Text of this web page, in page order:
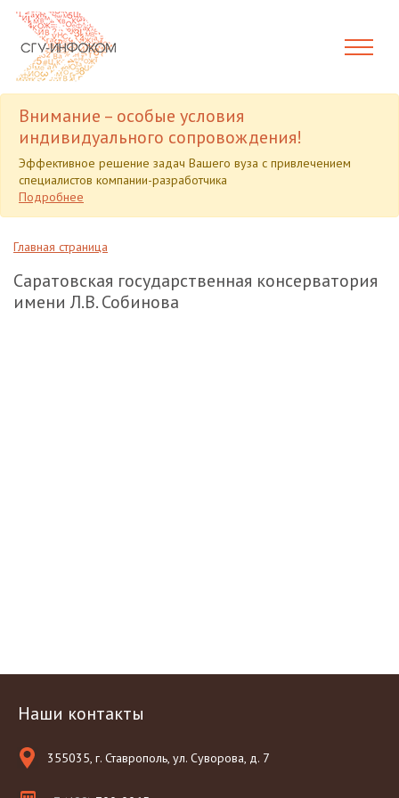
Внимание – особые условия
индивидуального сопровождения!
Эффективное решение задач Вашего вуза с привлечением
специалистов компании-разработчика
Подробнее
Главная страница
Саратовская государственная консерватория
имени Л.В. Собинова
Наши контакты
355035, г. Ставрополь, ул. Суворова, д. 7